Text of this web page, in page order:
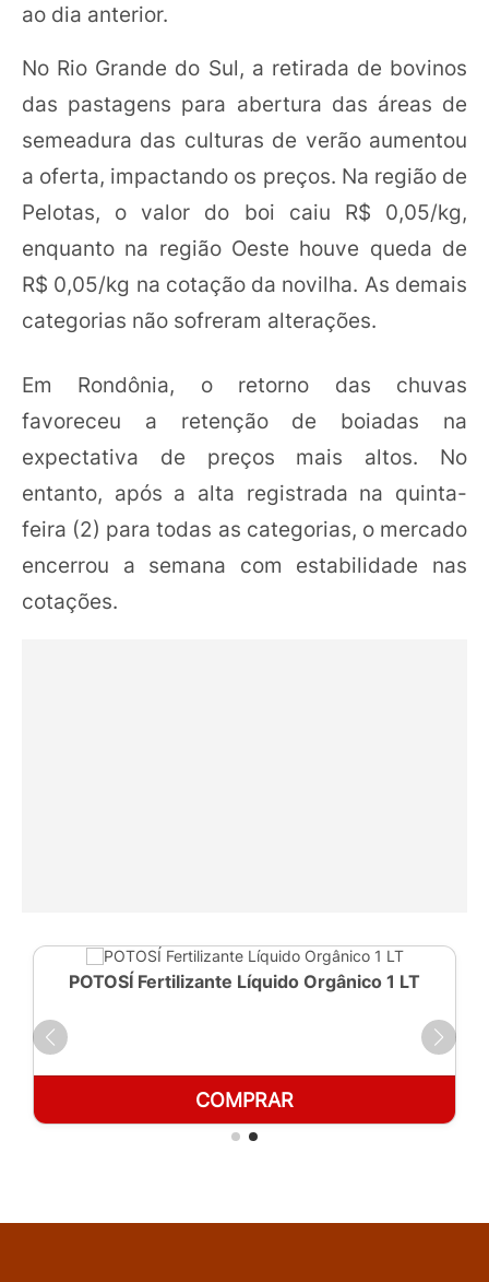
ao dia anterior.
No Rio Grande do Sul, a retirada de bovinos
das pastagens para abertura das áreas de
semeadura das culturas de verão aumentou
a oferta, impactando os preços. Na região de
Pelotas, o valor do boi caiu R$ 0,05/kg,
enquanto na região Oeste houve queda de
R$ 0,05/kg na cotação da novilha. As demais
categorias não sofreram alterações.
Em Rondônia, o retorno das chuvas
favoreceu a retenção de boiadas na
expectativa de preços mais altos. No
entanto, após a alta registrada na quinta-
feira (2) para todas as categorias, o mercado
encerrou a semana com estabilidade nas
cotações.
POTOSÍ Fertilizante Líquido Orgânico 1 LT
COMPRAR